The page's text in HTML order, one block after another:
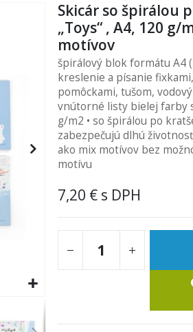
Skicár so špirálou
„Toys“ , A4, 120 g/
motívov
špirálový blok formátu A4
kreslenie a písanie
pomôckami, tušom,
vnútorné listy bielej farby
g/m2 • so špirálou po
zabezpečujú dlhú
ako mix motívov bez
motívu
7,20 €